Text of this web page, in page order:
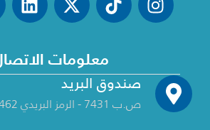
معلومات
صندوق البريد
ص.ب 7431 - الرمز البريدي 11462